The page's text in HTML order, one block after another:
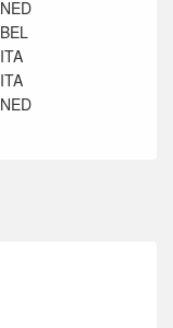
NED
BEL
ITA
ITA
NED